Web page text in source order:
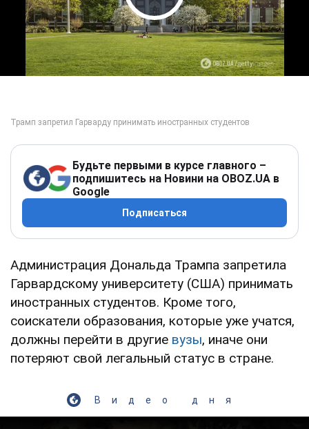
Play Video
Будьте первыми в курсе главного –
подпишитесь на Новини на OBOZ.UA в
Google
Подписаться
Администрация Дональда Трампа запретила
Гарвардскому университету (США) принимать
иностранных студентов. Кроме того,
соискатели образования, которые уже учатся,
должны перейти в другие вузы, иначе они
потеряют свой легальный статус в стране.
Видео дня